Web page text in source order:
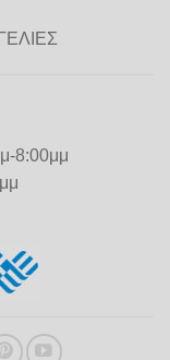
8:00μμ